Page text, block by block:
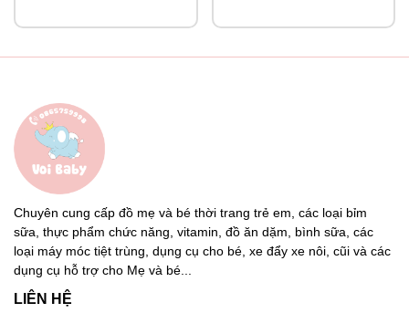
Chuyên cung cấp đồ mẹ và bé thời trang trẻ em, các loại bỉm
sữa, thực phẩm chức năng, vitamin, đồ ăn dặm, bình sữa, các
loại máy móc tiệt trùng, dụng cụ cho bé, xe đẩy xe nôi, cũi và các
dụng cụ hỗ trợ cho Mẹ và bé...
LIÊN HỆ